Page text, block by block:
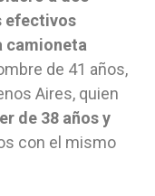
efectivos
camioneta
de 41 años,
Aires, quien
de 38 años y
con el mismo